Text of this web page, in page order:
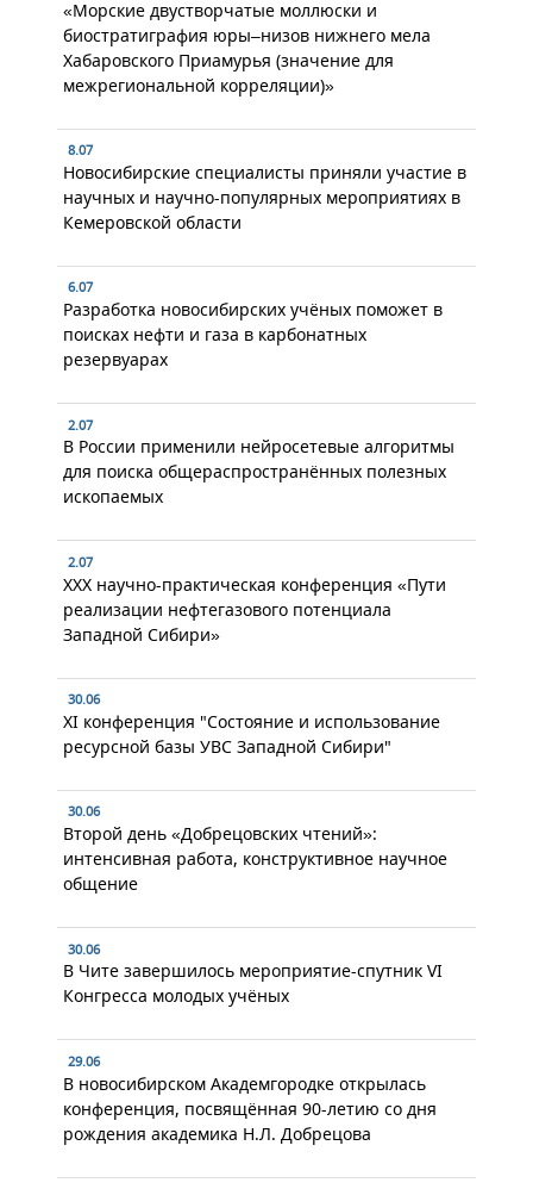
«Морские двустворчатые моллюски и
биостратиграфия юры–низов нижнего мела
Хабаровского Приамурья (значение для
межрегиональной корреляции)»
8.07
Новосибирские специалисты приняли участие в
научных и научно-популярных мероприятиях в
Кемеровской области
6.07
Разработка новосибирских учёных поможет в
поисках нефти и газа в карбонатных
резервуарах
2.07
В России применили нейросетевые алгоритмы
для поиска общераспространённых полезных
ископаемых
2.07
XXX научно-практическая конференция «Пути
реализации нефтегазового потенциала
Западной Сибири»
30.06
XI конференция "Состояние и использование
ресурсной базы УВС Западной Сибири"
30.06
Второй день «Добрецовских чтений»:
интенсивная работа, конструктивное научное
общение
30.06
В Чите завершилось мероприятие-спутник VI
Конгресса молодых учёных
29.06
В новосибирском Академгородке открылась
конференция, посвящённая 90-летию со дня
рождения академика Н.Л. Добрецова